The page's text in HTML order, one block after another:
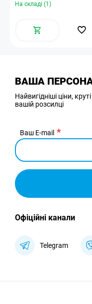
На складі (1)
ВАША
Найвигідніші ціни,
вашій розсилці
Ваш E-mail
Офіційні канали
Telegram